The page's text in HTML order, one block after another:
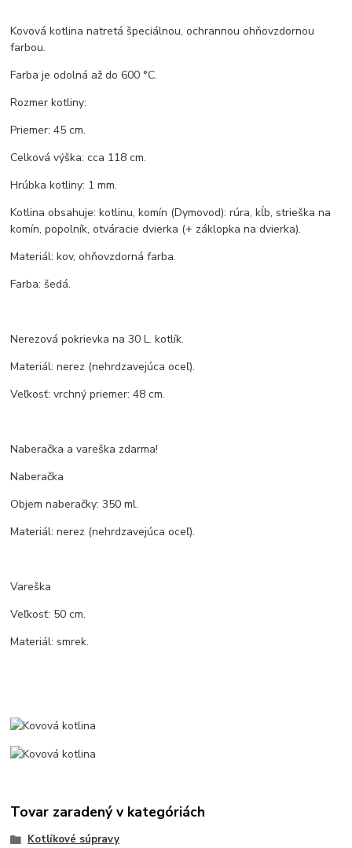
Kovová kotlina natretá špeciálnou, ochrannou ohňovzdornou
farbou.
Farba je odolná až do 600 °C.
Rozmer kotliny:
Priemer: 45 cm.
Celková výška: cca 118 cm.
Hrúbka kotliny: 1 mm.
Kotlina obsahuje: kotlinu, komín (Dymovod): rúra, kĺb, strieška na
komín, popolník, otváracie dvierka (+ záklopka na dvierka).
Materiál: kov, ohňovzdorná farba.
Farba: šedá.
Nerezová pokrievka na 30 L. kotlík.
Materiál: nerez (nehrdzavejúca oceľ).
Veľkosť: vrchný priemer: 48 cm.
Naberačka a vareška zdarma!
Naberačka
Objem naberačky: 350 ml.
Materiál: nerez (nehrdzavejúca oceľ).
Vareška
Veľkosť: 50 cm.
Materiál: smrek.
Tovar zaradený v kategóriách
Kotlíkové súpravy